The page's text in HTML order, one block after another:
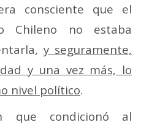
consciente que el
Chileno no estaba
y seguramente,
y una vez más, lo
nivel político.
que condicionó al